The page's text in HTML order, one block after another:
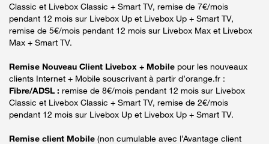
Classic et Livebox Classic + Smart TV, remise de 7€/mois
pendant 12 mois sur Livebox Up et Livebox Up + Smart TV,
remise de 5€/mois pendant 12 mois sur Livebox Max et Livebox
Max + Smart TV.
Remise Nouveau Client Livebox + Mobile pour les nouveaux
clients Internet + Mobile souscrivant à partir d’orange.fr :
Fibre/ADSL : remise de 8€/mois pendant 12 mois sur Livebox
Classic et Livebox Classic + Smart TV, remise de 2€/mois
pendant 12 mois sur Livebox Up et Livebox Up + Smart TV.
Remise client Mobile (non cumulable avec l’Avantage client